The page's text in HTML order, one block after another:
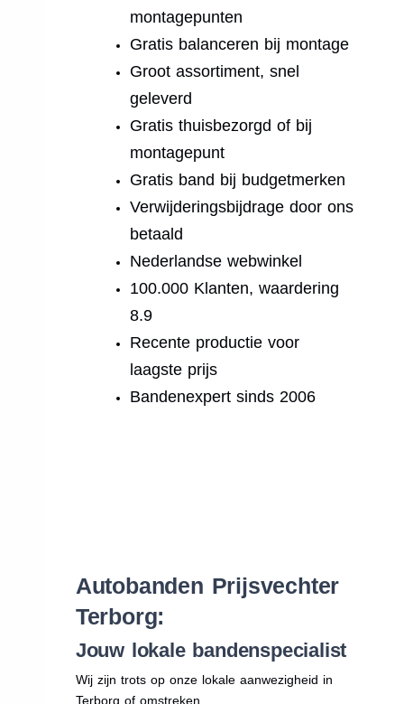
montagepunten
Gratis balanceren bij montage
Groot assortiment, snel
geleverd
Gratis thuisbezorgd of bij
montagepunt
Gratis band bij budgetmerken
Verwijderingsbijdrage door ons
betaald
Nederlandse webwinkel
100.000 Klanten, waardering
8.9
Recente productie voor
laagste prijs
Bandenexpert sinds 2006
Autobanden Prijsvechter
Terborg:
Jouw lokale bandenspecialist
Wij zijn trots op onze lokale aanwezigheid in
Terborg of omstreken.